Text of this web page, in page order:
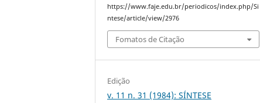
https://www.faje.edu.br/periodicos/index.php/Si
ntese/article/view/2976
Fomatos de Citação
Edição
v. 11 n. 31 (1984): SÍNTESE